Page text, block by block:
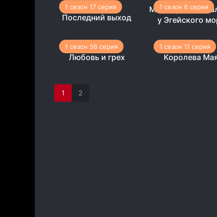
Последний выход
1 сезон 17 серия
Мое сердце
у Эгейского
1 сезон 6 серия
Любовь и грех
1 сезон 56 серия
Королева
1 сезон 11 серия
1 2